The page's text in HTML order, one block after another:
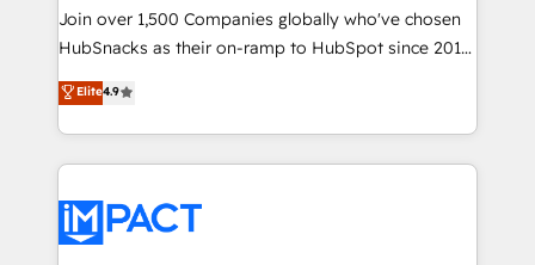
people, exciting ideas and can-do mentality, we
ensure revenue growth on a daily basis. So tell us
team of 100+ experts is ready for you! Driving digital
growth | www.brightdigital.com
Join over 1,500 Companies globally who've chosen
HubSnacks as their on-ramp to HubSpot since 2014
Simple pay-as-you-go plans that accelerate value...
1️⃣ Set Up | Onboarding New or Check-fixing existing
HubSpot portals 2️⃣ Scale Up | 100% HubSpot Task
Execution... Global 24/7 ... All Experts 3️⃣ Integrate |
Slash months from your API Integration project... ⬅️
Click "Contact Business" ⬅️ to access 150+ Kickstart
Elite4.9